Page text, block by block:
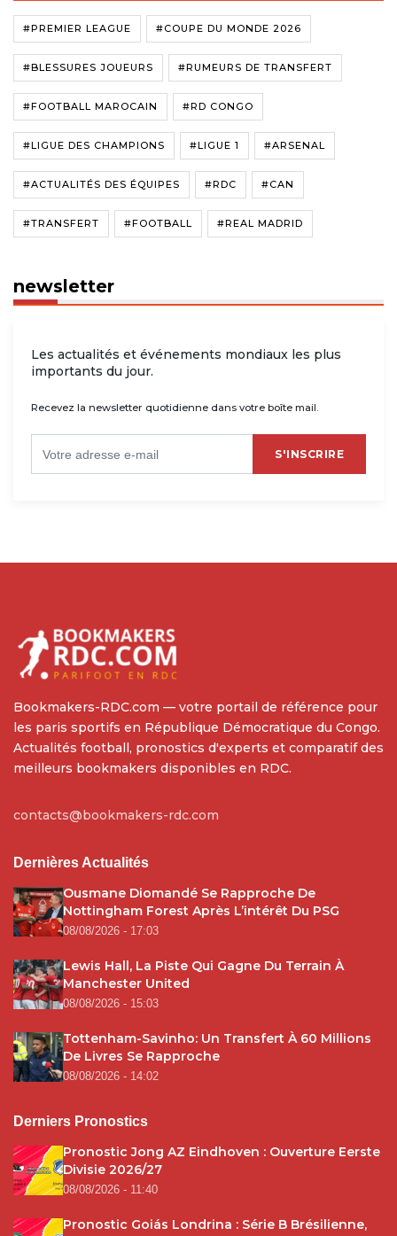
#PREMIER LEAGUE #COUPE DU MONDE 2026
#BLESSURES JOUEURS #RUMEURS DE TRANSFERT
#FOOTBALL MAROCAIN #RD CONGO
#LIGUE DES CHAMPIONS #LIGUE 1 #ARSENAL
#ACTUALITÉS DES ÉQUIPES #RDC #CAN
#TRANSFERT #FOOTBALL #REAL MADRID
newsletter
Les actualités et événements mondiaux les plus
importants du jour.
Recevez la newsletter quotidienne dans votre boîte mail.
S'INSCRIRE
Bookmakers-RDC.com — votre portail de référence pour
les paris sportifs en République Démocratique du Congo.
Actualités football, pronostics d'experts et comparatif des
meilleurs bookmakers disponibles en RDC.
contacts@bookmakers-rdc.com
Dernières Actualités
Ousmane Diomandé Se Rapproche De
Nottingham Forest Après L’intérêt Du PSG
08/08/2026 - 17:03
Lewis Hall, La Piste Qui Gagne Du Terrain À
Manchester United
08/08/2026 - 15:03
Tottenham-Savinho: Un Transfert À 60 Millions
De Livres Se Rapproche
08/08/2026 - 14:02
Derniers Pronostics
Pronostic Jong AZ Eindhoven : Ouverture Eerste
Divisie 2026/27
08/08/2026 - 11:40
Pronostic Goiás Londrina : Série B Brésilienne,